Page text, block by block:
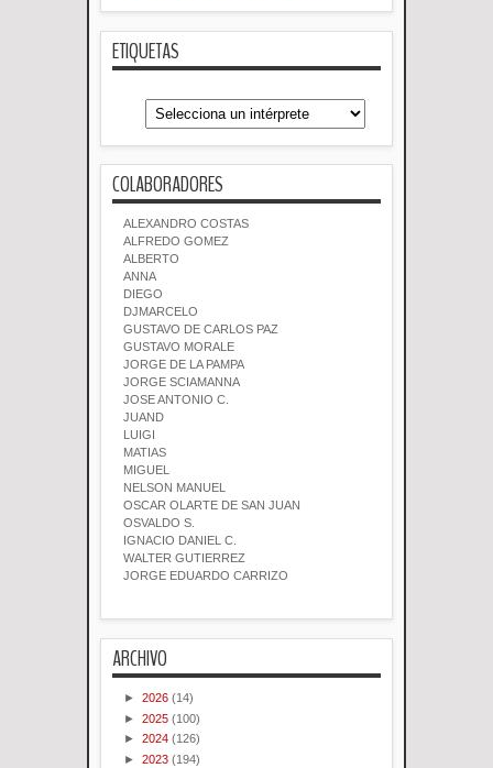
ETIQUETAS
COLABORADORES
ALEXANDRO COSTAS
ALFREDO GOMEZ
ALBERTO
ANNA
DIEGO
DJMARCELO
GUSTAVO DE CARLOS PAZ
GUSTAVO MORALE
JORGE DE LA PAMPA
JORGE SCIAMANNA
JOSE ANTONIO C.
JUAND
LUIGI
MATIAS
MIGUEL
NELSON MANUEL
OSCAR OLARTE DE SAN JUAN
OSVALDO S.
IGNACIO DANIEL C.
WALTER GUTIERREZ
JORGE EDUARDO CARRIZO
ARCHIVO
► 2026 (14)
► 2025 (100)
► 2024 (126)
► 2023 (194)